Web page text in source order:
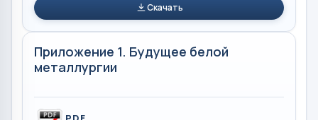
Скачать
Приложение 1. Будущее белой
металлургии